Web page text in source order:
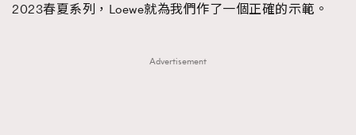
2023春夏系列，Loewe就為我們作了一個正確的示範。
Advertisement